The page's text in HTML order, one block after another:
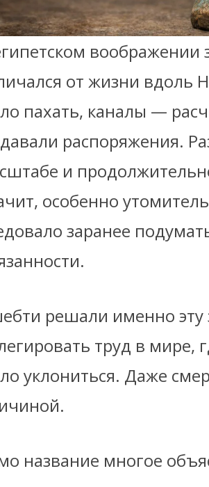
от жизни вдоль
пахать, каналы —
распоряжения.
и
особенно
заранее
решали именно эту
труд в мире,
уклониться. Даже
название многое